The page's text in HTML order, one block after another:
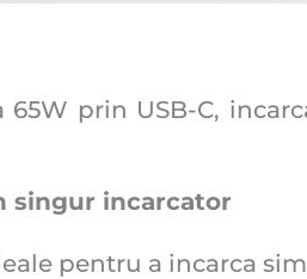
prin USB-C,
singur incarcator
pentru a incarca